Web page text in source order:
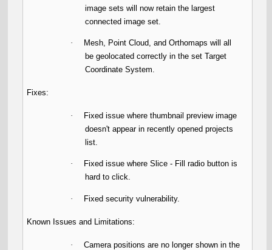
image sets will now retain the largest
connected image set.
·
Mesh, Point Cloud, and Orthomaps will all
be geolocated correctly in the set Target
Coordinate System.
Fixes:
·
Fixed issue where thumbnail preview image
doesn't appear in recently opened projects
list.
·
Fixed issue where Slice - Fill radio button is
hard to click.
· Fixed security vulnerability.
Known Issues and Limitations:
·
Camera positions are no longer shown in the